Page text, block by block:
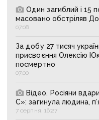
Один загиблий і 15
масовано обстріляв
07:08
За добу 27 тисяч
присвоєння Олексію
посмертно
07:00
Відео. Росіяни
С»: загинула людина,
7 серпня, 16:27